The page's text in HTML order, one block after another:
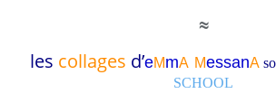
≈
les collages d’eMmA MessanA
SCHOOL